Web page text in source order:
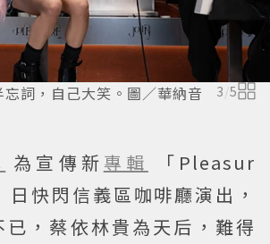
詞，自己大笑。圖／華納音
3 /5
為宣傳新 專輯
「Pleasur
快閃信義區咖啡廳演出，
，蔡依林貴為天后，難得